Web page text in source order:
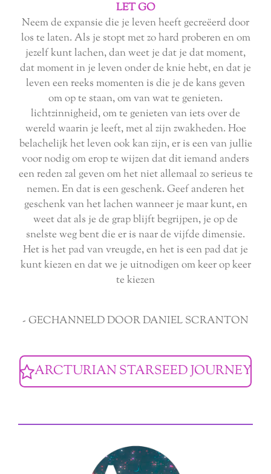
LET GO
Neem de expansie die je leven heeft gecreëerd door
los te laten. Als je stopt met zo hard proberen en om
jezelf kunt lachen, dan weet je dat je dat moment,
dat moment in je leven onder de knie hebt, en dat je
leven een reeks momenten is die je de kans geven
om op te staan, om van wat te genieten.
lichtzinnigheid, om te genieten van iets over de
wereld waarin je leeft, met al zijn zwakheden. Hoe
belachelijk het leven ook kan zijn, er is een van jullie
voor nodig om erop te wijzen dat dit iemand anders
een reden zal geven om het niet allemaal zo serieus te
nemen. En dat is een geschenk. Geef anderen het
geschenk van het lachen wanneer je maar kunt, en
weet dat als je de grap blijft begrijpen, je op de
snelste weg bent die er is naar de vijfde dimensie.
Het is het pad van vreugde, en het is een pad dat je
kunt kiezen en dat we je uitnodigen om keer op keer
te kiezen
- GECHANNELD DOOR DANIEL SCRANTON
ARCTURIAN STARSEED JOURNEY